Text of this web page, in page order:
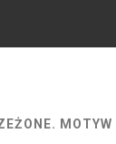
MOTYW